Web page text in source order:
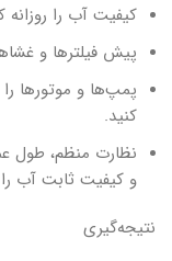
کیفیت آب را روزانه
پیش فیلترها و
پمپ‌ها و موتورها
کنید.
نظارت منظم، طول
و کیفیت ثابت آب
نتیجه‌گیری